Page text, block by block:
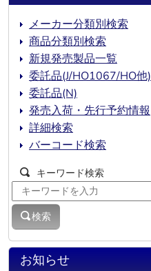
お知らせ
メーカー分類別検索
商品分類別検索
新規発売製品一覧
委託品(J/HO1067/HO他)
委託品(N)
発売入荷・先行予約情報
詳細検索
バーコード検索
キーワード検索
検索